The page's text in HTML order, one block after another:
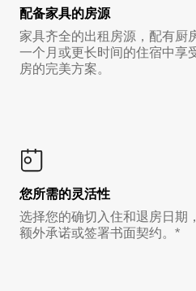
配备家具的房源
家具齐全的出租房源，配有厨
一个月或更长时间的住宿中享
房的完美方案。
您所需的灵活性
选择您的确切入住和退房日期
额外承诺或签署书面契约。*